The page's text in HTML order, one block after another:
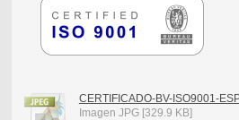
CERTIFICADO-BV-ISO9001-
Imagen JPG [329.9 KB]